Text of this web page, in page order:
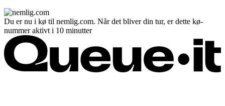
Du er nu i kø til nemlig.com. Når det bliver din tur, er dette kø-
nummer aktivt i 10 minutter